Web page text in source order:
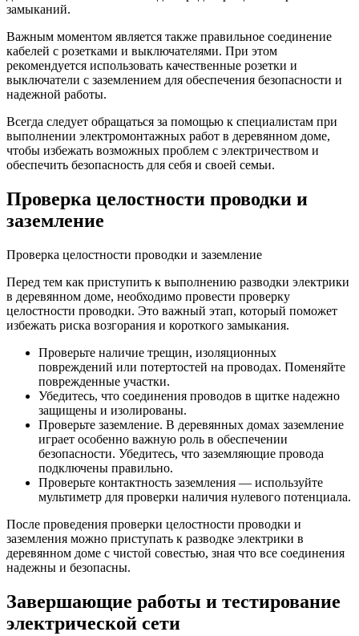
замыканий.
Важным моментом является также правильное соединение
кабелей с розетками и выключателями. При этом
рекомендуется использовать качественные розетки и
выключатели с заземлением для обеспечения безопасности и
надежной работы.
Всегда следует обращаться за помощью к специалистам при
выполнении электромонтажных работ в деревянном доме,
чтобы избежать возможных проблем с электричеством и
обеспечить безопасность для себя и своей семьи.
Проверка целостности проводки и
заземление
Проверка целостности проводки и заземление
Перед тем как приступить к выполнению разводки электрики
в деревянном доме, необходимо провести проверку
целостности проводки. Это важный этап, который поможет
избежать риска возгорания и короткого замыкания.
Проверьте наличие трещин, изоляционных
повреждений или потертостей на проводах. Поменяйте
поврежденные участки.
Убедитесь, что соединения проводов в щитке надежно
защищены и изолированы.
Проверьте заземление. В деревянных домах заземление
играет особенно важную роль в обеспечении
безопасности. Убедитесь, что заземляющие провода
подключены правильно.
Проверьте контактность заземления — используйте
мультиметр для проверки наличия нулевого потенциала.
После проведения проверки целостности проводки и
заземления можно приступать к разводке электрики в
деревянном доме с чистой совестью, зная что все соединения
надежны и безопасны.
Завершающие работы и тестирование
электрической сети